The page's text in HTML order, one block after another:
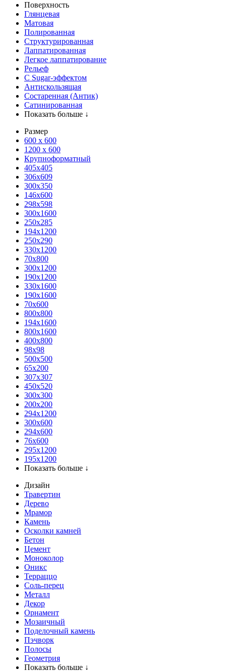
Поверхность
Глянцевая
Матовая
Полированная
Структурированная
Лаппатированная
Легкое лаппатирование
Рельеф
С Sugar-эффектом
Антискользящая
Состаренная (Антик)
Сатинированная
Показать больше ↓
Размер
600 х 600
1200 х 600
Крупноформатный
405x405
306x609
300x350
146x600
298x598
300x1600
250x285
194x1200
250x290
330x1200
70x800
300x1200
190x1200
330x1600
190x1600
70x600
800x800
194x1600
800x1600
400х800
98x98
500x500
65x200
307x307
450x520
300x300
200x200
294x1200
300x600
294x600
76х600
295х1200
195х1200
Показать больше ↓
Дизайн
Травертин
Дерево
Мрамор
Камень
Осколки камней
Бетон
Цемент
Моноколор
Оникс
Терраццо
Соль-перец
Металл
Декор
Орнамент
Мозаичный
Поделочный камень
Пэчворк
Полосы
Геометрия
Показать больше ↓